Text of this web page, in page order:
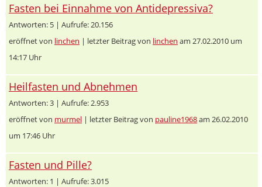
Fasten bei Einnahme von Antidepressiva?
Antworten: 5 | Aufrufe: 20.156
eröffnet von linchen | letzter Beitrag von linchen am 27.02.2010 um
14:17 Uhr
Heilfasten und Abnehmen
Antworten: 3 | Aufrufe: 2.953
eröffnet von murmel | letzter Beitrag von pauline1968am 26.02.2010
um 17:46 Uhr
Fasten und Pille?
Antworten: 1 | Aufrufe: 3.015